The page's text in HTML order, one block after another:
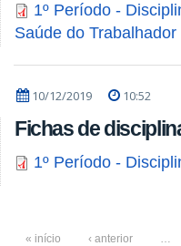
1º Período -
Saúde do Trabalhador
10/12/2019 10:52
Fichas de
1º Período -
« início ‹ anterior